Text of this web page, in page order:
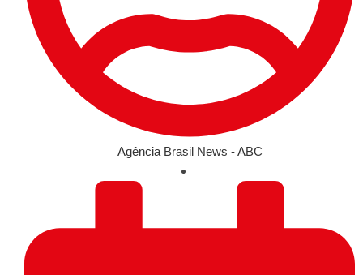
Agência Brasil News - ABC